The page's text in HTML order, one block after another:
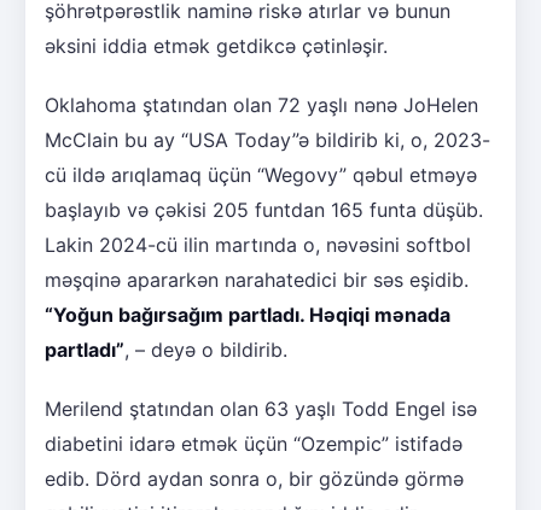
şöhrətpərəstlik naminə riskə atırlar və bunun
əksini iddia etmək getdikcə çətinləşir.
Oklahoma ştatından olan 72 yaşlı nənə JoHelen
McClain bu ay “USA Today”ə bildirib ki, o, 2023-
cü ildə arıqlamaq üçün “Wegovy” qəbul etməyə
başlayıb və çəkisi 205 funtdan 165 funta düşüb.
Lakin 2024-cü ilin martında o, nəvəsini softbol
məşqinə apararkən narahatedici bir səs eşidib.
“Yoğun bağırsağım partladı. Həqiqi mənada
partladı”, – deyə o bildirib.
Merilend ştatından olan 63 yaşlı Todd Engel isə
diabetini idarə etmək üçün “Ozempic” istifadə
edib. Dörd aydan sonra o, bir gözündə görmə